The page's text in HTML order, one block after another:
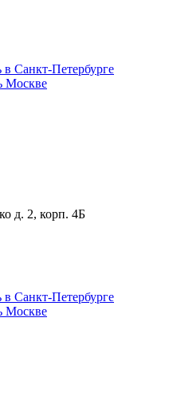
в Санкт-Петербурге
Москве
д. 2, корп. 4Б
в Санкт-Петербурге
Москве